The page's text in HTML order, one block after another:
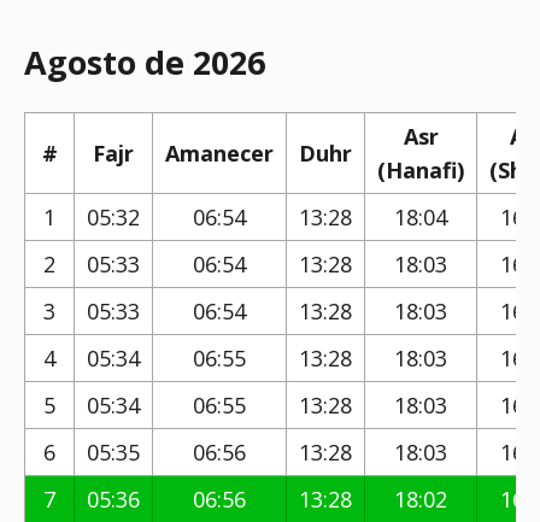
Agosto de 2026
# Fajr Amanecer Duhr
Asr
(Hanafi)
1
05:32 06:54 13:28 18:04
2
05:33 06:54 13:28 18:03
3
05:33 06:54 13:28 18:03
4
05:34 06:55 13:28 18:03
5
05:34 06:55 13:28 18:03
6
05:35 06:56 13:28 18:03
7
05:36 06:56 13:28 18:02